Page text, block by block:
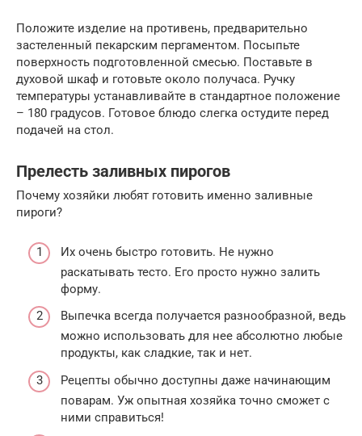
Положите изделие на противень, предварительно
застеленный пекарским пергаментом. Посыпьте
поверхность подготовленной смесью. Поставьте в
духовой шкаф и готовьте около получаса. Ручку
температуры устанавливайте в стандартное положение
– 180 градусов. Готовое блюдо слегка остудите перед
подачей на стол.
Прелесть заливных пирогов
Почему хозяйки любят готовить именно заливные
пироги?
Их очень быстро готовить. Не нужно
раскатывать тесто. Его просто нужно залить
форму.
Выпечка всегда получается разнообразной, ведь
можно использовать для нее абсолютно любые
продукты, как сладкие, так и нет.
Рецепты обычно доступны даже начинающим
поварам. Уж опытная хозяйка точно сможет с
ними справиться!